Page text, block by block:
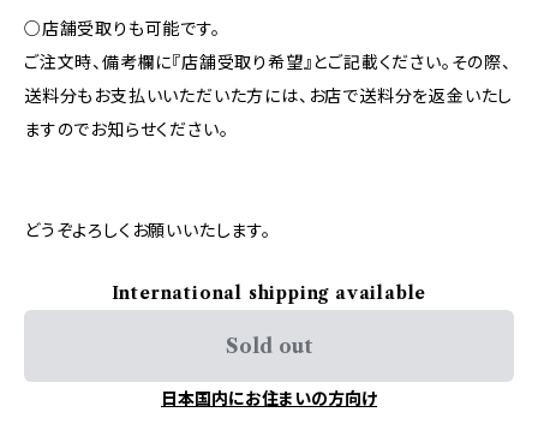
○店舗受取りも可能です。
ご注文時、備考欄に『店舗受取り希望』とご記載ください。その際、
送料分もお支払いいただいた方には、お店で送料分を返金いたし
ますのでお知らせください。
どうぞよろしくお願いいたします。
International shipping available
Sold out
日本国内にお住まいの方向け